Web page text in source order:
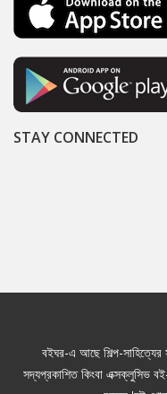
STAY CONNECTED
বইঘর-এ আছে শিল্প-সাহিত্যের
সদ্যপ্রকাশিত কিংবা এক্সক্লুসিভ